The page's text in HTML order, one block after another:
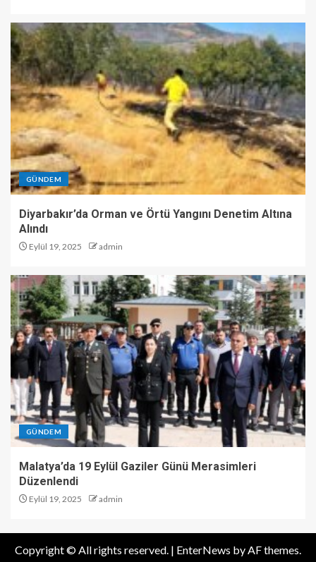
GÜNDEM
Diyarbakır’da Orman ve Örtü Yangını Denetim Altına
Alındı
Eylül 19, 2025 admin
GÜNDEM
Malatya’da 19 Eylül Gaziler Günü Merasimleri
Düzenlendi
Eylül 19, 2025 admin
Copyright © All rights reserved. | EnterNews by AF themes.